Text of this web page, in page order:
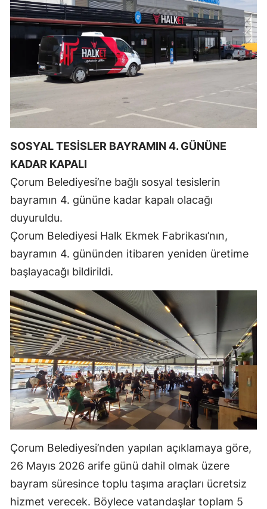
Ardahan
Iğdır
Yalova
Kilis
Osmaniye
Düzce
SOSYAL TESİSLER BAYRAMIN 4. GÜNÜNE
KADAR KAPALI
Çorum Belediyesi’ne bağlı sosyal tesislerin
bayramın 4. gününe kadar kapalı olacağı
duyuruldu.
Çorum Belediyesi Halk Ekmek Fabrikası’nın,
bayramın 4. gününden itibaren yeniden üretime
başlayacağı bildirildi.
Çorum Belediyesi’nden yapılan açıklamaya göre,
26 Mayıs 2026 arife günü dahil olmak üzere
bayram süresince toplu taşıma araçları ücretsiz
hizmet verecek. Böylece vatandaşlar toplam 5